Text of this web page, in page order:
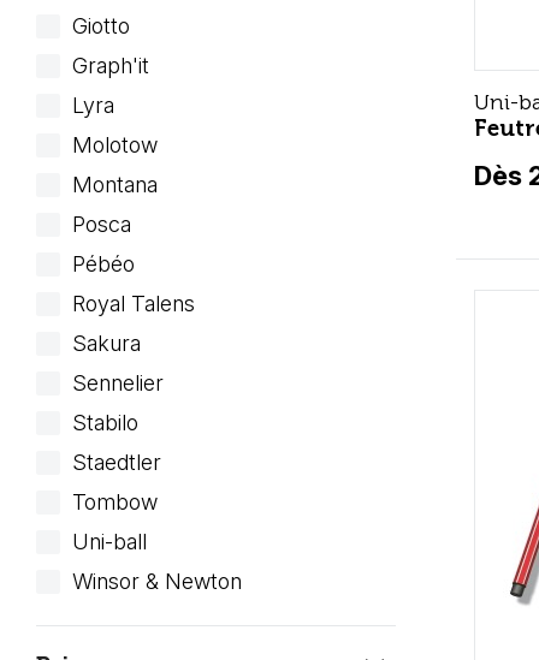
Giotto
Graph'it
Lyra
Molotow
Montana
Posca
Pébéo
Royal Talens
Sakura
Sennelier
Stabilo
Staedtler
Tombow
Uni-ball
Winsor & Newton
Uni-
Dès